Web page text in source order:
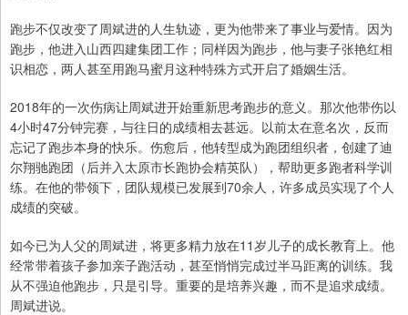
跑步不仅改变了周斌进的人生轨迹，更为他带来了事业与爱情。因为
跑步，他进入山西四建集团工作；同样因为跑步，他与妻子张艳红相
识相恋，两人甚至用跑马蜜月这种特殊方式开启了婚姻生活。
2018年的一次伤病让周斌进开始重新思考跑步的意义。那次他带伤以
4小时47分钟完赛，与往日的成绩相去甚远。以前太在意名次，反而
忘记了跑步本身的快乐。伤愈后，他转型成为跑团组织者，创建了迪
尔翔驰跑团（后并入太原市长跑协会精英队），帮助更多跑者科学训
练。在他的带领下，团队规模已发展到70余人，许多成员实现了个人
成绩的突破。
如今已为人父的周斌进，将更多精力放在11岁儿子的成长教育上。他
经常带着孩子参加亲子跑活动，甚至悄悄完成过半马距离的训练。我
从不强迫他跑步，只是引导。重要的是培养兴趣，而不是追求成绩。
周斌进说。